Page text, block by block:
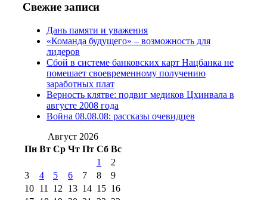
июля 2017 г
2012 г(15)№97 30 июля 2015 г
(15)№98 1 августа 2015 г
августа 2016 г(10)№98 5 июля 2014 г(10)
№98 8 августа 2013 г
августа 2012 г(14)
2017 г(9)
№99 4 августа
2016 г(12) №99 8 июля 2014 г
августа 2012 г(11)
августа 2013 г
(12)
Свежие записи
Дань памяти и уважения
«Команда будущего» – возможность для
лидеров
Сбой в системе банковских карт Нацбанка не
помешает своевременному получению
заработных плат
Верность клятве: подвиг медиков Цхинвала в
августе 2008 года
Война 08.08.08: рассказы очевидцев
Август 2026
Пн Вт Ср Чт Пт Сб Вс
1
2
3
4 5 6 7 8
9
10 11 12 13 14 15 16